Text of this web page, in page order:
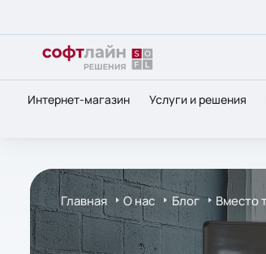
Интернет-магазин Услуги и решения
Главная О нас Блог Вместо